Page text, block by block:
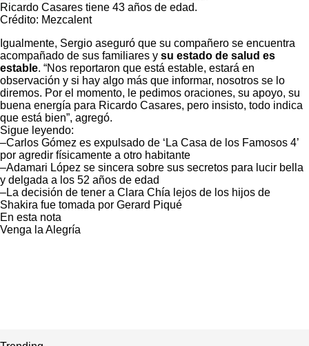
Ricardo Casares tiene 43 años de edad.
Crédito: Mezcalent
Igualmente, Sergio aseguró que su compañero se encuentra
acompañado de sus familiares y su estado de salud es
estable. “Nos reportaron que está estable, estará en
observación y si hay algo más que informar, nosotros se lo
diremos. Por el momento, le pedimos oraciones, su apoyo, su
buena energía para Ricardo Casares, pero insisto, todo indica
que está bien”, agregó.
Sigue leyendo:
–Carlos Gómez es expulsado de ‘La Casa de los Famosos 4’
por agredir físicamente a otro habitante
–Adamari López se sincera sobre sus secretos para lucir bella
y delgada a los 52 años de edad
–La decisión de tener a Clara Chía lejos de los hijos de
Shakira fue tomada por Gerard Piqué
En esta nota
Venga la Alegría